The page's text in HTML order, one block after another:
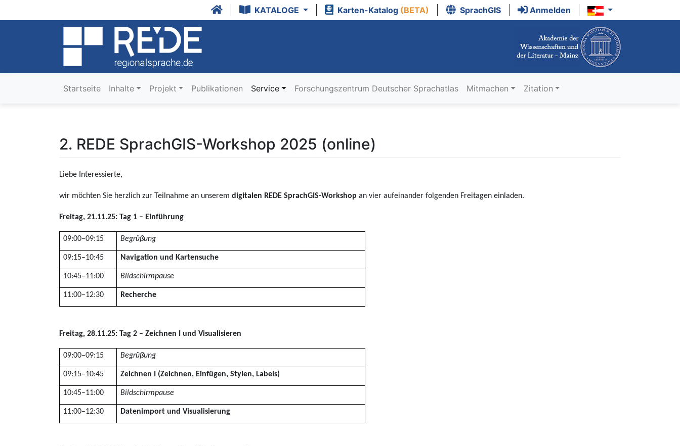
KATALOGE Karten-Katalog (BETA) SprachGIS Anmelden
Startseite Inhalte Projekt Publikationen Service Forschungszentrum Deutscher Sprachatlas Mitmachen Zitation
2. REDE SprachGIS-Workshop 2025 (online)
Liebe Interessierte,
wir möchten Sie herzlich zur Teilnahme an unserem digitalen REDE SprachGIS-Workshop an vier aufeinander folgenden Freitagen einladen.
Freitag, 21.11.25: Tag 1 – Einführung
09:00–09:15 Begrüßung
09:15–10:45 Navigation und Kartensuche
10:45–11:00 Bildschirmpause
11:00–12:30 Recherche
Freitag, 28.11.25: Tag 2 – Zeichnen I und Visualisieren
09:00–09:15 Begrüßung
09:15–10:45 Zeichnen I (Zeichnen, Einfügen, Stylen, Labels)
10:45–11:00 Bildschirmpause
11:00–12:30 Datenimport und Visualisierung